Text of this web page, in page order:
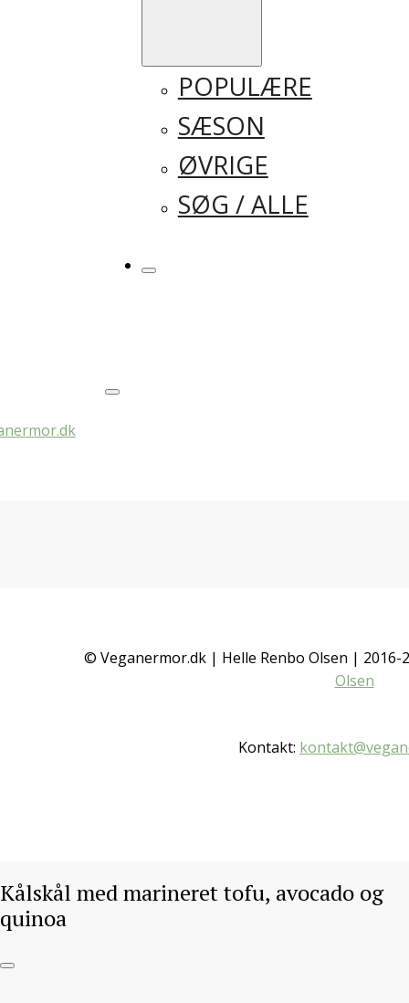
POPULÆRE
SÆSON
ØVRIGE
SØG / ALLE
© Veganermor.dk | Helle Renbo Olsen |
Olsen
Kontakt:
Kålskål med marineret tofu, avocado og
quinoa